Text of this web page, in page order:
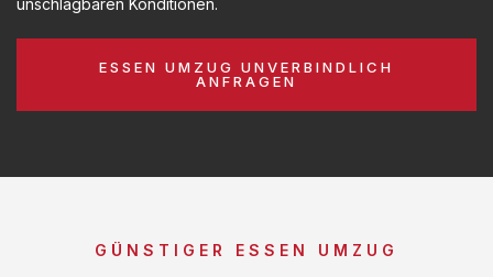
ESSEN UMZUG UNVERBINDLICH
ANFRAGEN
GÜNSTIGER ESSEN UMZUG